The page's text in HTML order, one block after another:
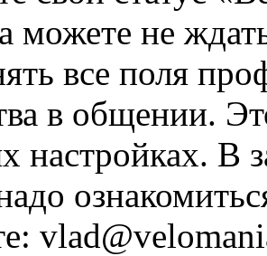
можете не
все поля
в общении.
настройках. В